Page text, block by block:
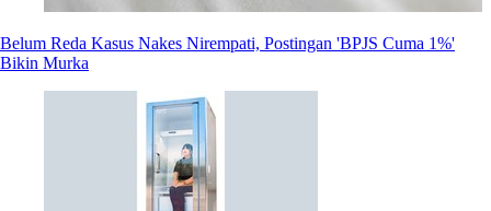
Belum Reda Kasus Nakes Nirempati, Postingan 'BPJS Cuma 1%'
Bikin Murka